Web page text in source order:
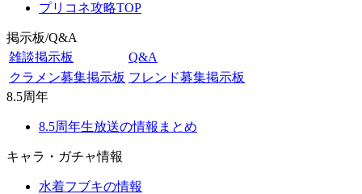
プリコネ攻略TOP
掲示板/Q&A
雑談掲示板
Q&A
クラメン募集掲示板 フレンド募集掲示板
8.5周年
8.5周年生放送の情報まとめ
キャラ・ガチャ情報
水着フブキの情報